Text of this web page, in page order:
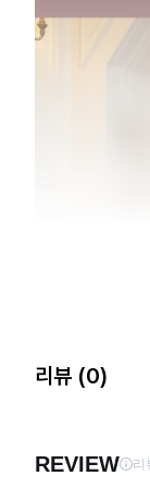
리뷰 (0)